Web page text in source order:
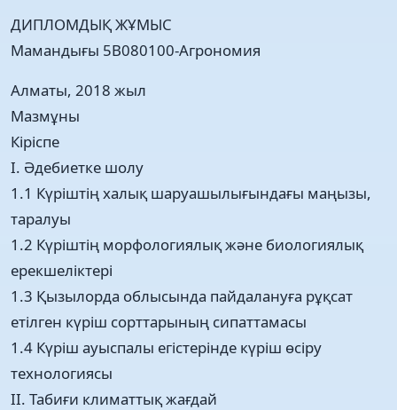
ДИПЛОМДЫҚ ЖҰМЫС
Мамандығы 5В080100-Агрономия
Алматы, 2018 жыл
Мазмұны
Кіріспе
I. Әдебиетке шолу
1.1 Күріштің халық шаруашылығындағы маңызы,
таралуы
1.2 Күріштің морфологиялық және биологиялық
ерекшеліктері
1.3 Қызылорда облысында пайдалануға рұқсат
етілген күріш сорттарының сипаттамасы
1.4 Күріш ауыспалы егістерінде күріш өсіру
технологиясы
II. Табиғи климаттық жағдай